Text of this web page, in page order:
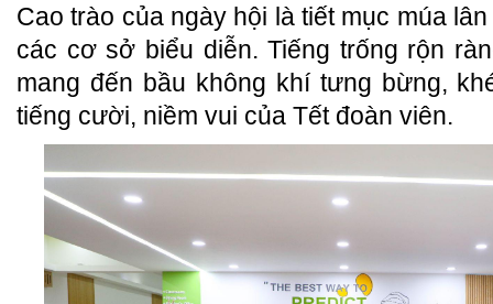
Cao trào của ngày hội là tiết mục múa
các cơ sở biểu diễn. Tiếng trống rộn
mang đến bầu không khí tưng bừng,
tiếng cười, niềm vui của Tết đoàn viên.